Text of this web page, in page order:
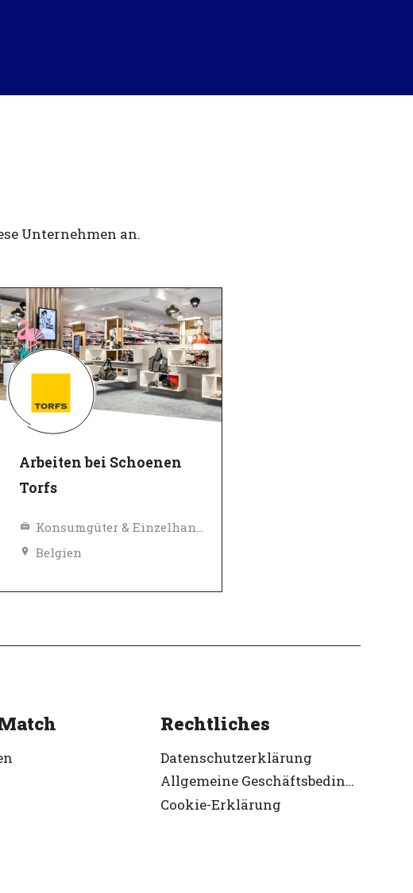
Unternehmen an.
Arbeiten bei Schoenen
Torfs
Konsumgüter & Einzelhandel
Belgien
Rechtliches
Datenschutzerklärung
Allgemeine Geschäftsbedingungen
Cookie-Erklärung